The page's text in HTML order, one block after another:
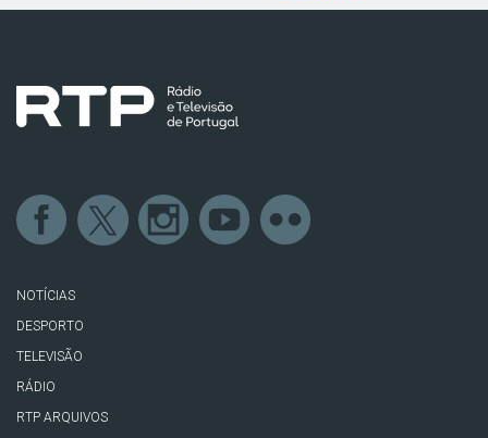
NOTÍCIAS
DESPORTO
TELEVISÃO
RÁDIO
RTP ARQUIVOS